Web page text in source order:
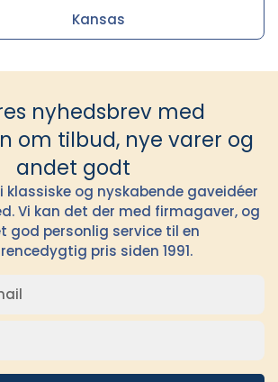
Kansas
nyhedsbrev med
om tilbud, nye varer og
andet godt
og nyskabende gaveidéer
Vi kan det der med firmagaver, og
god personlig service til en
pris siden 1991.